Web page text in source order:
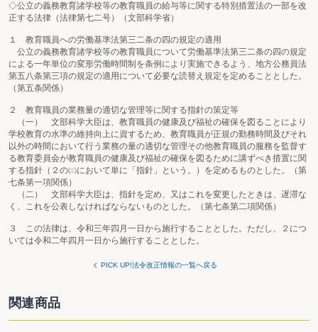
◇公立の義務教育諸学校等の教育職員の給与等に関する特別措置法の一部を改
正する法律（法律第七二号）（文部科学省）
１ 教育職員への労働基準法第三二条の四の規定の適用
公立の義務教育諸学校等の教育職員について労働基準法第三二条の四の規定
による一年単位の変形労働時間制を条例により実施できるよう、地方公務員法
第五八条第三項の規定の適用について必要な読替え規定を定めることとした。
（第五条関係）
２ 教育職員の業務量の適切な管理等に関する指針の策定等
（一） 文部科学大臣は、教育職員の健康及び福祉の確保を図ることにより
学校教育の水準の維持向上に資するため、教育職員が正規の勤務時間及びそれ
以外の時間において行う業務の量の適切な管理その他教育職員の服務を監督す
る教育委員会が教育職員の健康及び福祉の確保を図るために講ずべき措置に関
する指針（２の㈡において単に「指針」という。）を定めるものとした。（第
七条第一項関係）
（二） 文部科学大臣は、指針を定め、又はこれを変更したときは、遅滞な
く、これを公表しなければならないものとした。（第七条第二項関係）
３ この法律は、令和三年四月一日から施行することとした。ただし、２につ
いては令和二年四月一日から施行することとした。
PICK UP!法令改正情報の一覧へ戻る
関連商品